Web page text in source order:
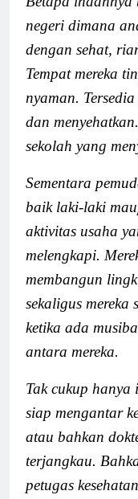
negeri dimana
dengan sehat,
Tempat mereka
nyaman.
dan
sekolah yang
Sementara
baik laki-laki
aktivitas usaha
melengkapi.
membangun
sekaligus
ketika ada
antara mereka.
Tak cukup
siap mengantar
atau bahkan
terjangkau.
petugas